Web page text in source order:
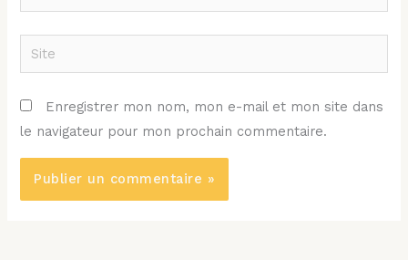
mail*
Site
Enregistrer mon nom, mon e-mail et mon site dans
le navigateur pour mon prochain commentaire.